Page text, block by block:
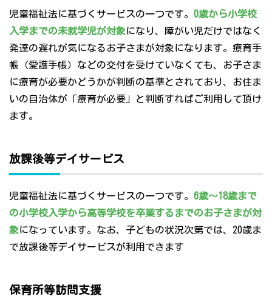
児童福祉法に基づくサービスの一つです。 0歳から小学校
入学までの未就学児が対象になり、障がい児だけではなく
発達の遅れが気になるお子さまが対象になります。療育手
帳（愛護手帳）などの交付を受けていなくても、お子さま
に療育が必要かどうかが判断の基準とされており、お住ま
いの自治体が「療育が必要」と判断すればご利用して頂け
ます。
放課後等デイサービス
児童福祉法に基づくサービスの一つです。 6歳～18歳まで
の小学校入学から高等学校を卒業するまでのお子さまが対
象になっています。なお、子どもの状況次第では、20歳ま
で放課後等デイサービスが利用できます
保育所等訪問支援